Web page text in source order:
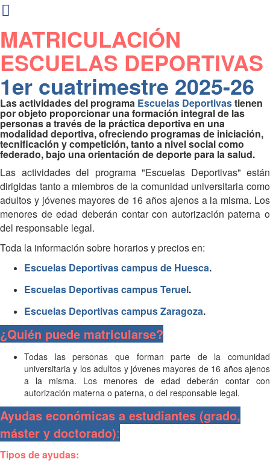
MATRICULACIÓN
ESCUELAS DEPORTIVAS
1er cuatrimestre 2025-26
Las actividades del programa Escuelas Deportivastienen
por objeto proporcionar una formación integral de las
personas a través de la práctica deportiva en una
modalidad deportiva, ofreciendo programas de iniciación,
tecnificación y competición, tanto a nivel social como
federado, bajo una orientación de deporte para la salud.
Las actividades del programa "Escuelas Deportivas" están
dirigidas tanto a miembros de la comunidad universitaria como
adultos y jóvenes mayores de 16 años ajenos a la misma. Los
menores de edad deberán contar con autorización paterna o
del responsable legal.
Toda la información sobre horarios y precios en:
Escuelas Deportivas campus de Huesca.
Escuelas Deportivas campus Teruel.
Escuelas Deportivas campus Zaragoza.
¿Quién puede matricularse?
Todas las personas que forman parte de la comunidad
universitaria y los adultos y jóvenes mayores de 16 años ajenos
a la misma. Los menores de edad deberán contar con
autorización materna o paterna, o del responsable legal.
Ayudas económicas a estudiantes (grado,
máster y doctorado):
Tipos de ayudas: